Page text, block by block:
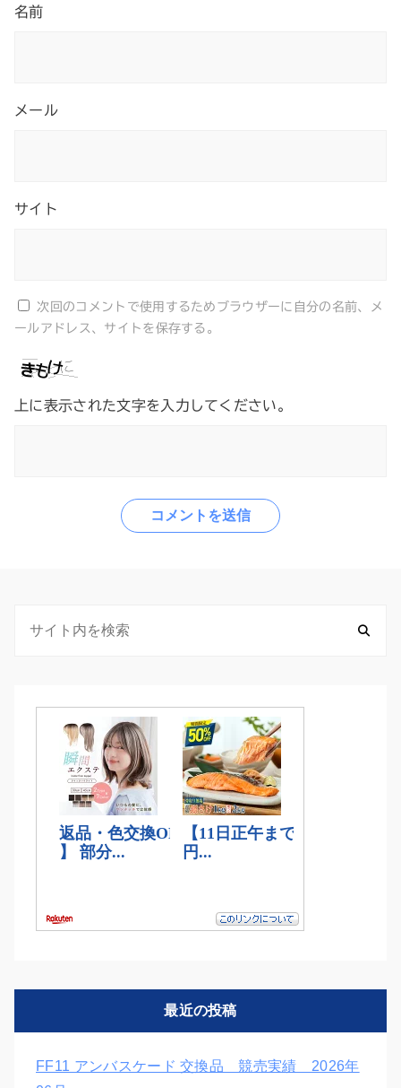
名前
メール
サイト
次回のコメントで使用するためブラウザーに自分の名前、メ
ールアドレス、サイトを保存する。
上に表示された文字を入力してください。
最近の投稿
FF11 アンバスケード 交換品 競売実績 2026年